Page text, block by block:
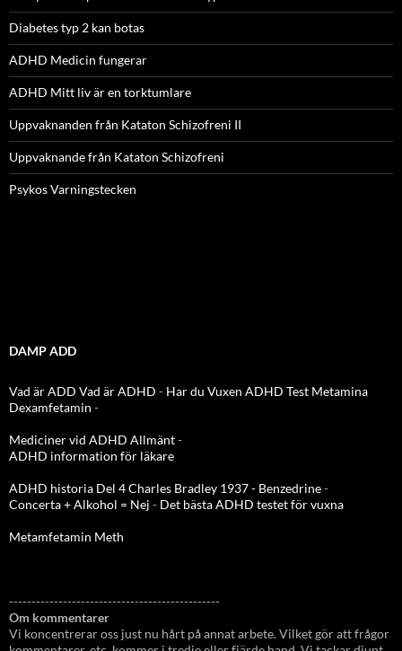
Diabetes typ 2 kan botas
ADHD Medicin fungerar
ADHD Mitt liv är en torktumlare
Uppvaknanden från Kataton Schizofreni II
Uppvaknande från Kataton Schizofreni
Psykos Varningstecken
DAMP ADD
Vad är ADD Vad är ADHD - Har du Vuxen ADHD Test Metamina
Dexamfetamin -
Mediciner vid ADHD Allmänt-
ADHD information för läkare
ADHD historia Del 4 Charles Bradley 1937 - Benzedrine-
Concerta + Alkohol = Nej - Det bästa ADHD testet för vuxna
Metamfetamin Meth
-----------------------------------------------
Om kommentarer
Vi koncentrerar oss just nu hårt på annat arbete. Vilket gör att frågor